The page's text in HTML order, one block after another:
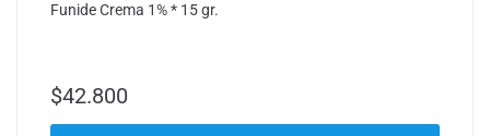
Funide Crema 1% * 15 gr.
$42.800